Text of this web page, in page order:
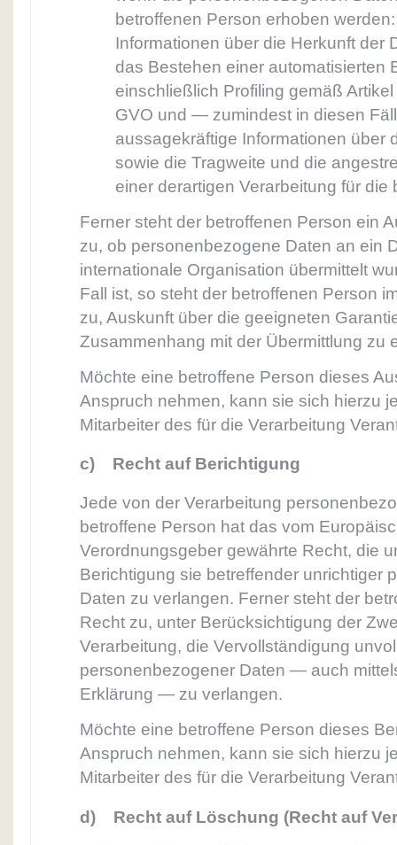
betroffenen Person erhoben
Informationen über die Herkunft der
das Bestehen einer automatisierten
einschließlich Profiling gemäß
GVO und — zumindest in diesen
aussagekräftige Informationen über
sowie die Tragweite und die
einer derartigen Verarbeitung für die
Ferner steht der betroffenen Person ein
zu, ob personenbezogene Daten an ein
internationale Organisation übermittelt
Fall ist, so steht der betroffenen Person
zu, Auskunft über die geeigneten
Zusammenhang mit der Übermittlung zu
Möchte eine betroffene Person dieses
Anspruch nehmen, kann sie sich hierzu
Mitarbeiter des für die Verarbeitung
c) Recht auf Berichtigung
Jede von der Verarbeitung
betroffene Person hat das vom
Verordnungsgeber gewährte Recht, die
Berichtigung sie betreffender unrichtiger
Daten zu verlangen. Ferner steht der
Recht zu, unter Berücksichtigung der
Verarbeitung, die Vervollständigung
personenbezogener Daten — auch
Erklärung — zu verlangen.
Möchte eine betroffene Person dieses
Anspruch nehmen, kann sie sich hierzu
Mitarbeiter des für die Verarbeitung
d) Recht auf Löschung (Recht auf